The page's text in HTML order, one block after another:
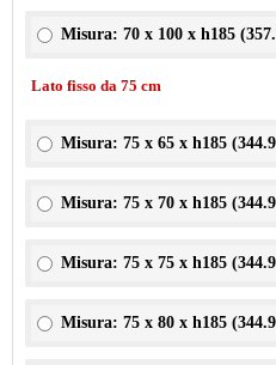
Misura: 70 x 100 x h185 (
Lato fisso da 75 cm
Misura: 75 x 65 x h185 (
Misura: 75 x 70 x h185 (
Misura: 75 x 75 x h185 (
Misura: 75 x 80 x h185 (